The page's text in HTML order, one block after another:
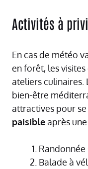
Activités à
En cas de météo
en forêt, les
ateliers culinaires.
bien-être
attractives pour
paisibleaprès
Balade à